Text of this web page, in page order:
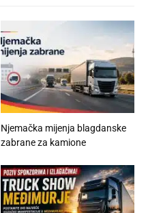
Njemačka mijenja blagdanske
zabrane za kamione